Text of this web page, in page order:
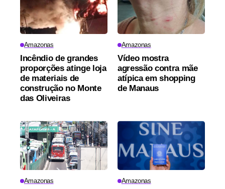
Amazonas
Incêndio de grandes
proporções atinge loja
de materiais de
construção no Monte
das Oliveiras
Amazonas
Vídeo mostra
agressão contra mãe
atípica em shopping
de Manaus
Amazonas Amazonas